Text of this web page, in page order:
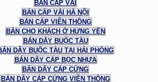
BÁN CÁP VẢI
BÁN CÁP VẢI HÀ NỘI
BÁN CÁP VIỄN THÔNG
BÁN CHO KHÁCH Ở HƯNG YÊN
BÁN DÂY BUỘC TÀU
DÂY BUỘC TÀU TẠI HẢI PHÒNG
BÁN DÂY CÁP BỌC NHỰA
BÁN DÂY CÁP CỨNG
BÁN DÂY CÁP CỨNG VIỄN THÔNG